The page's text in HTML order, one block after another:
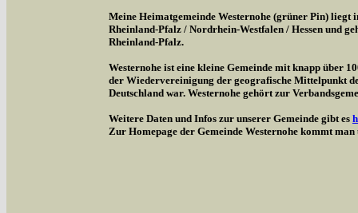
Meine Heimatgemeinde Westernohe (grüner Pin) liegt
Rheinland-Pfalz / Nordrhein-Westfalen / Hessen und
Rheinland-Pfalz.
Westernohe ist eine kleine Gemeinde mit knapp über
der Wiedervereinigung der geografische Mittelpunkt
Deutschland war. Westernohe gehört zur
Weitere Daten und Infos zur unserer Gemeinde gibt es
Zur Homepage der Gemeinde Westernohe kommt